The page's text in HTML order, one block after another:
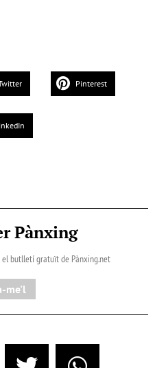
Pinterest
Pànxing
butlletí gratuït de Pànxing.net​
me'l